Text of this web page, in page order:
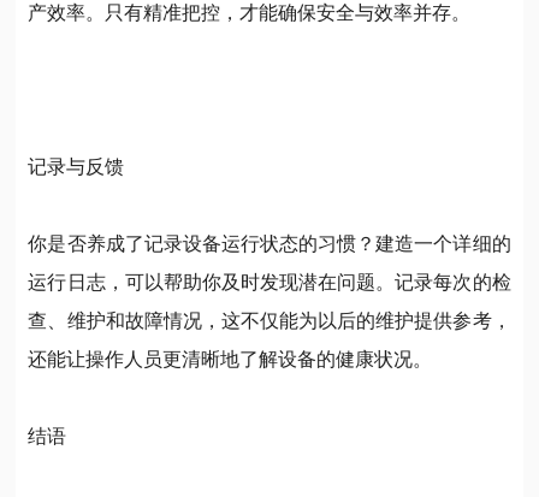
产效率。只有精准把控，才能确保安全与效率并存。
记录与反馈
你是否养成了记录设备运行状态的习惯？建造一个详细的
运行日志，可以帮助你及时发现潜在问题。记录每次的检
查、维护和故障情况，这不仅能为以后的维护提供参考，
还能让操作人员更清晰地了解设备的健康状况。
结语